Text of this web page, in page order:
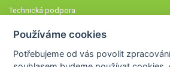
Technická podpora
Členové STOBklubu
Používáme cookies
Potřebujeme od vás povolit